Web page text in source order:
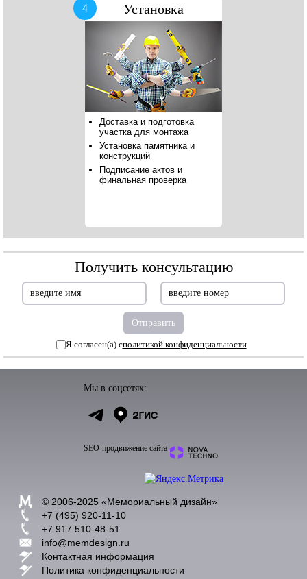
4 Установка
Доставка и подготовка
участка для монтажа
Установка памятника и
конструкций
Подписание актов и
финальная проверка
Получить консультацию
Я согласен(а) сполитикой конфиденциальности
Мы в соцсетях:
SEO-продвижение сайта
© 2006-2025 «Мемориальный дизайн»
+7 (495) 920-11-10
+7 917 510-48-51
info@memdesign.ru
Контактная информация
Политика конфиденциальности